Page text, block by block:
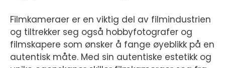
Filmkameraer er en viktig del av filmindustrien
og tiltrekker seg også hobbyfotografer og
filmskapere som ønsker å fange øyeblikk på en
autentisk måte. Med sin autentiske estetikk og